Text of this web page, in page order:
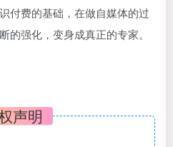
付费的基础，在做自媒体的过
的强化，变身成真正的专家。
声明